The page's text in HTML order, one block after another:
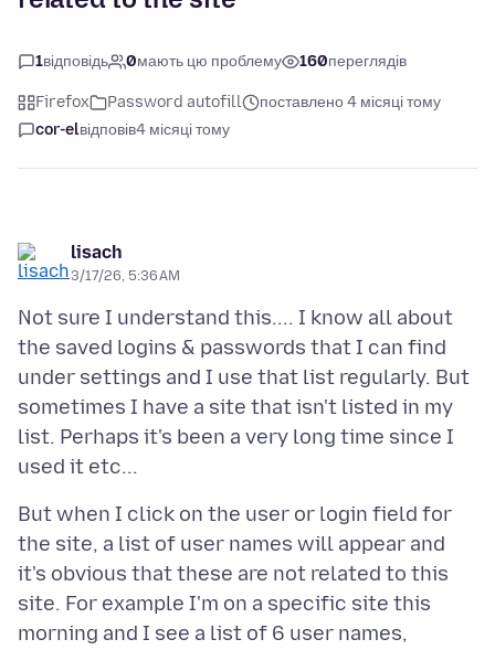
1відповідь 0мають цю проблему 160переглядів
Firefox Password autofill
поставлено 4 місяці тому
cor-elвідповів4 місяці тому
lisach
3/17/26, 5:36 AM
Not sure I understand this.... I know all about
the saved logins & passwords that I can find
under settings and I use that list regularly. But
sometimes I have a site that isn't listed in my
list. Perhaps it's been a very long time since I
But when I click on the user or login field for
the site, a list of user names will appear and
it's obvious that these are not related to this
site. For example I'm on a specific site this
morning and I see a list of 6 user names,